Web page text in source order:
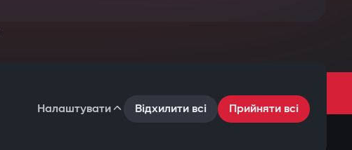
Налаштувати Відхилити всі Прийняти всі